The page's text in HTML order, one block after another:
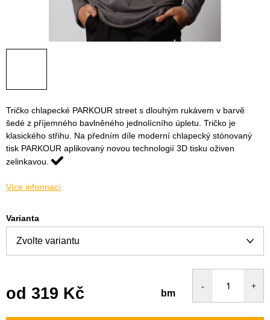
Tričko chlapecké PARKOUR street s dlouhým rukávem v barvě
šedé z příjemného bavlněného jednolícního úpletu. Tričko je
klasického střihu. Na předním díle moderní chlapecký stónovaný
tisk PARKOUR aplikovaný novou technologií 3D tisku oživen
zelinkavou.
Více informací
Varianta
od 319 Kč bm